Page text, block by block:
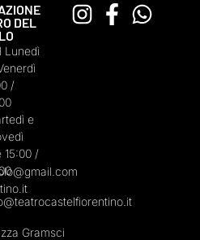
DEL
Lunedì
/
e
15:00 /
Gramsci